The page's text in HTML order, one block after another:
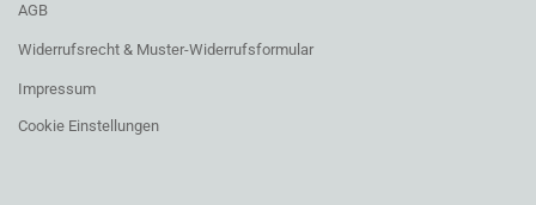
AGB
Widerrufsrecht & Muster-Widerrufsformular
Impressum
Cookie Einstellungen